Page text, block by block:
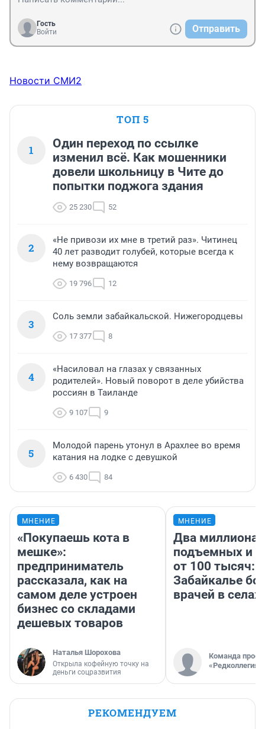
Гость
Войти
Отправить
Новости СМИ2
ТОП 5
1
Один переход по ссылке
изменил всё. Как мошенники
довели школьницу в Чите до
попытки поджога здания
25 230 52
2
«Не привози их мне в третий раз». Читинец
40 лет разводит голубей, которые всегда к
нему возвращаются
19 796 12
3
Соль земли забайкальской. Нижегородцевы
17 377 8
4
«Насиловал на глазах у связанных
родителей». Новый поворот в деле убийства
россиян в Таиланде
9 107 9
5
Молодой парень утонул в Арахлее во время
катания на лодке с девушкой
6 430 84
МНЕНИЕ
«Покупаешь кота в
мешке»:
предприниматель
рассказала, как на
самом деле устроен
бизнес со складами
дешевых товаров
Наталья Шорохова
Открыла кофейную точку на
деньги соцразвития
МНЕНИЕ
Два миллиона
подъемных и
от 100 тысяч:
Забайкалье
врачей в селах
Команда
«Редколлегия»
РЕКОМЕНДУЕМ